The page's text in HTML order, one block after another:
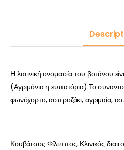
Η λατινική ονομασία του βοτάνου
(Αγριμόνια η ευπατόρια).Το
φωνόχορτο, ασπροζάκι, αγριμαία,
Κουβάτσος Φίλιππος, Κλινικός